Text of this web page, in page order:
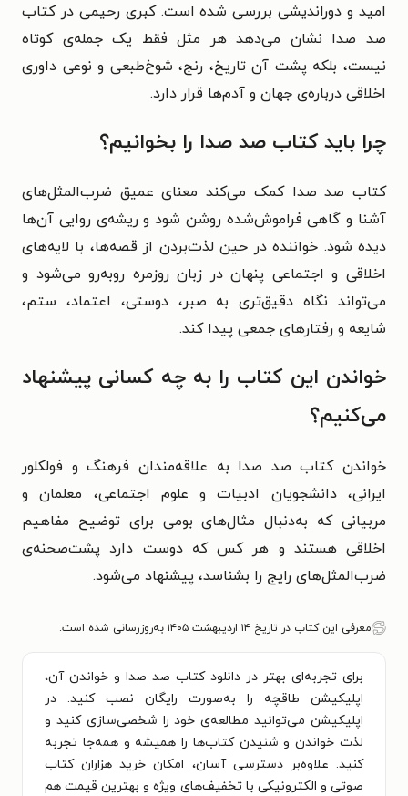
امید و دوراندیشی بررسی شده است. کبری رحیمی در کتاب
صد صدا نشان می‌دهد هر مثل فقط یک جمله‌ی کوتاه
نیست، بلکه پشت آن تاریخ، رنج، شوخ‌طبعی و نوعی داوری
اخلاقی درباره‌ی جهان و آدم‌ها قرار دارد.
چرا باید کتاب صد صدا را بخوانیم؟
کتاب صد صدا کمک می‌کند معنای عمیق ضرب‌المثل‌های
آشنا و گاهی فراموش‌شده روشن شود و ریشه‌ی روایی آن‌ها
دیده شود. خواننده در حین لذت‌بردن از قصه‌ها، با لایه‌های
اخلاقی و اجتماعی پنهان در زبان روزمره روبه‌رو می‌شود و
می‌تواند نگاه دقیق‌تری به صبر، دوستی، اعتماد، ستم،
شایعه و رفتارهای جمعی پیدا کند.
خواندن این کتاب را به چه کسانی پیشنهاد
می‌کنیم؟
خواندن کتاب صد صدا به علاقه‌مندان فرهنگ و فولکلور
ایرانی، دانشجویان ادبیات و علوم اجتماعی، معلمان و
مربیانی که به‌دنبال مثال‌های بومی برای توضیح مفاهیم
اخلاقی هستند و هر کس که دوست دارد پشت‌صحنه‌ی
ضرب‌المثل‌های رایج را بشناسد، پیشنهاد می‌شود.
معرفی این کتاب در تاریخ ۱۴ اردیبهشت ۱۴۰۵ به‌روزرسانی شده است.
برای تجربه‌ای بهتر در دانلود کتاب صد صدا و خواندن آن،
اپلیکیشن طاقچه را به‌صورت رایگان نصب کنید. در
اپلیکیشن می‌توانید مطالعه‌ی خود را شخصی‌سازی کنید و
لذت خواندن و شنیدن کتاب‌ها را همیشه و همه‌جا تجربه
کنید. علاوه‌بر دسترسی آسان، امکان خرید هزاران کتاب
صوتی و الکترونیکی با تخفیف‌های ویژه و بهترین قیمت هم